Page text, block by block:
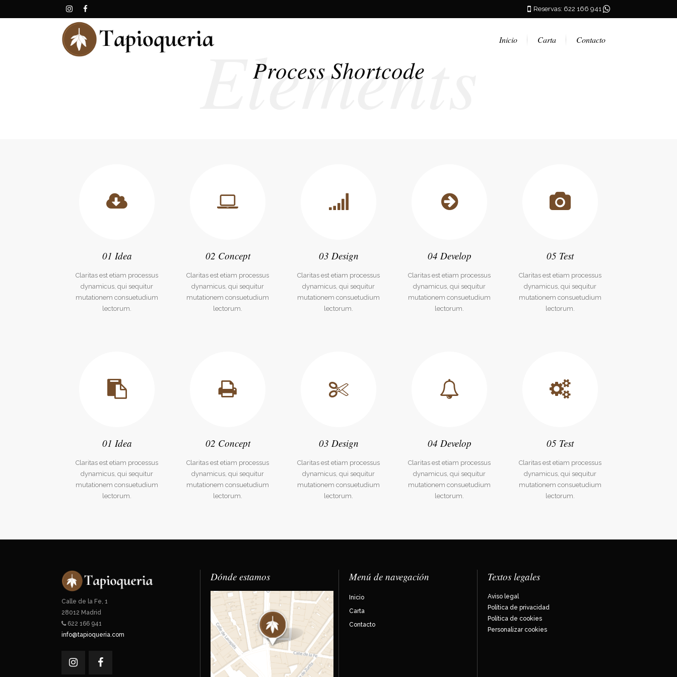
Reservas: 622 166 941
Inicio Carta Contacto
Elements
Process Shortcode
01 Idea
Claritas est etiam processus
dynamicus, qui sequitur
mutationem consuetudium
lectorum.
02 Concept
Claritas est etiam processus
dynamicus, qui sequitur
mutationem consuetudium
lectorum.
03 Design
Claritas est etiam processus
dynamicus, qui sequitur
mutationem consuetudium
lectorum.
04 Develop
Claritas est etiam processus
dynamicus, qui sequitur
mutationem consuetudium
lectorum.
05 Test
Claritas est etiam processus
dynamicus, qui sequitur
mutationem consuetudium
lectorum.
01 Idea
Claritas est etiam processus
dynamicus, qui sequitur
mutationem consuetudium
lectorum.
02 Concept
Claritas est etiam processus
dynamicus, qui sequitur
mutationem consuetudium
lectorum.
03 Design
Claritas est etiam processus
dynamicus, qui sequitur
mutationem consuetudium
lectorum.
04 Develop
Claritas est etiam processus
dynamicus, qui sequitur
mutationem consuetudium
lectorum.
05 Test
Claritas est etiam processus
dynamicus, qui sequitur
mutationem consuetudium
lectorum.
Calle de la Fe, 1
28012 Madrid
622 166 941
info@tapioqueria.com
Dónde estamos Menú de navegación
Inicio
Carta
Contacto
Textos legales
Aviso legal
Política de privacidad
Política de cookies
Personalizar cookies